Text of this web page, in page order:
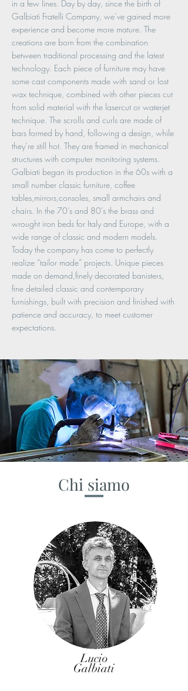
in a few lines. Day by day, since the birth of
Galbiati Fratelli Company, we’ve gained more
experience and become more mature. The
creations are born from the combination
between traditional processing and the latest
technology. Each piece of furniture may have
some cast components made with sand or lost
wax technique, combined with other pieces cut
from solid material with the lasercut or waterjet
technique. The scrolls and curls are made of
bars formed by hand, following a design, while
they’re still hot. They are framed in mechanical
structures with computer monitoring systems.
Galbiati began its production in the 60s with a
small number classic furniture, coffee
tables,mirrors,consoles, small armchairs and
chairs. In the 70’s and 80’s the brass and
wrought iron beds for Italy and Europe, with a
wide range of classic and modern models.
Today the company has come to perfectly
realize “tailor made” projects. Unique pieces
made on demand,finely decorated banisters,
fine detailed classic and contemporary
furnishings, built with precision and finished with
patience and accuracy, to meet customer
expectations.
Chi siamo
Lucio
Galbiati